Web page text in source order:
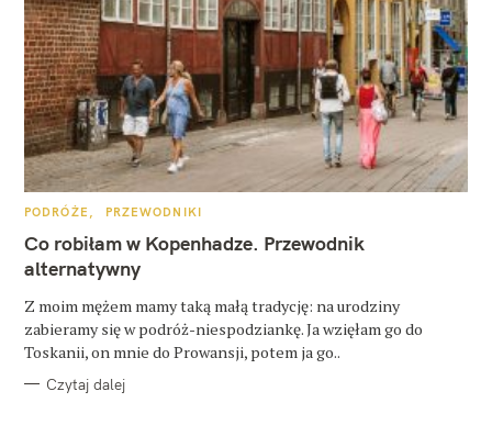
K
T
E
G
O
I
E
PODRÓŻE PRZEWODNIKI
Co robiłam w Kopenhadze. Przewodnik
alternatywny
Z moim mężem mamy taką małą tradycję: na urodziny
zabieramy się w podróż-niespodziankę. Ja wzięłam go do
Toskanii, on mnie do Prowansji, potem ja go..
Czytaj dalej